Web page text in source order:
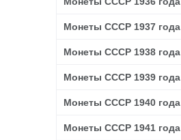
Монеты СССР 1937 года
Монеты СССР 1938 года
Монеты СССР 1939 года
Монеты СССР 1940 года
Монеты СССР 1941 года